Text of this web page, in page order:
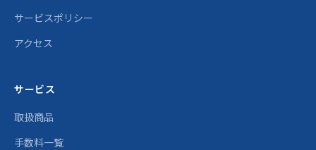
サービスポリシー
アクセス
サービス
取扱商品
手数料一覧